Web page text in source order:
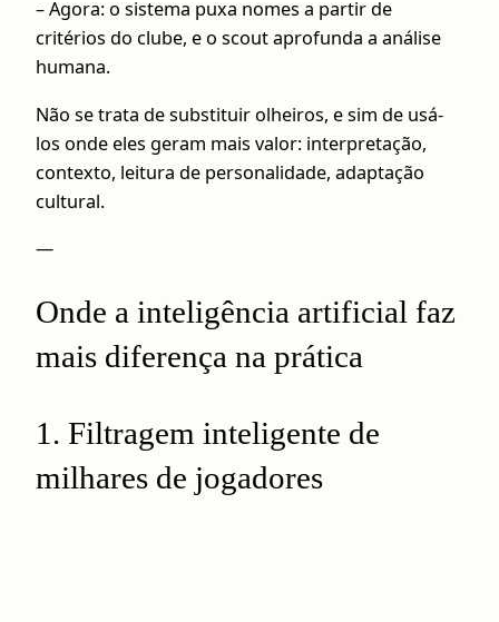
– Agora: o sistema puxa nomes a partir de
critérios do clube, e o scout aprofunda a análise
humana.
Não se trata de substituir olheiros, e sim de usá-
los onde eles geram mais valor: interpretação,
contexto, leitura de personalidade, adaptação
cultural.
—
Onde a inteligência artificial faz
mais diferença na prática
1. Filtragem inteligente de
milhares de jogadores